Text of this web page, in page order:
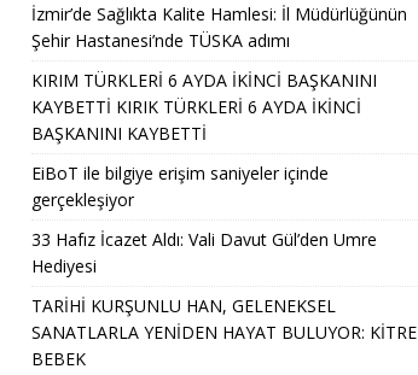
İzmir’de Sağlıkta Kalite Hamlesi: İl Müdürlüğünün
Şehir Hastanesi’nde TÜSKA adımı
KIRIM TÜRKLERİ 6 AYDA İKİNCİ BAŞKANINI
KAYBETTİ KIRIK TÜRKLERİ 6 AYDA İKİNCİ
BAŞKANINI KAYBETTİ
EiBoT ile bilgiye erişim saniyeler içinde
gerçekleşiyor
33 Hafız İcazet Aldı: Vali Davut Gül’den Umre
Hediyesi
TARİHİ KURŞUNLU HAN, GELENEKSEL
SANATLARLA YENİDEN HAYAT BULUYOR: KİTRE
BEBEK